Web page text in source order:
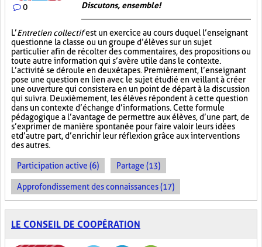
0 Discutons, ensemble!
L’Entretien collectifest un exercice au cours duquel l’enseignant
questionne la classe ou un groupe d’élèves sur un sujet
particulier afin de récolter des commentaires, des propositions ou
toute autre information qui s’avère utile dans le contexte.
L’activité se déroule en deux étapes. Premièrement, l’enseignant
pose une question en lien avec le sujet étudié en veillant à créer
une ouverture qui consistera en un point de départ à la discussion
qui suivra. Deuxièmement, les élèves répondent à cette question
dans un contexte d’échange d’informations. Cette formule
pédagogique a l’avantage de permettre aux élèves, d’une part, de
s’exprimer de manière spontanée pour faire valoir leurs idées
et d’autre part, d’enrichir leur réflexion grâce aux interventions
des autres.
Participation active (6) Partage (13)
Approfondissement des connaissances (17)
LE CONSEIL DE COOPÉRATION